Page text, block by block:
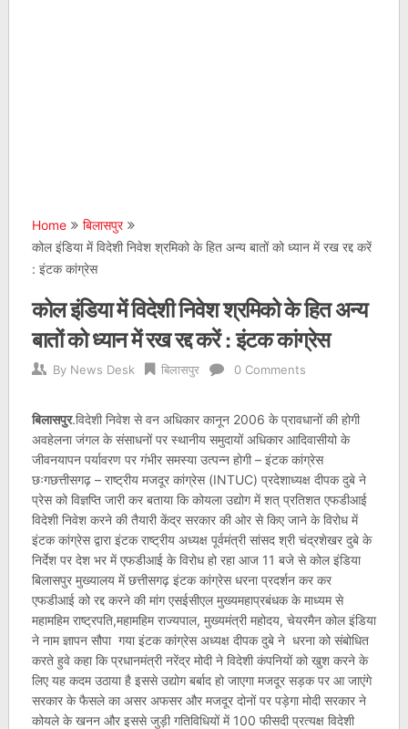
Home
बिलासपुर
कोल इंडिया में विदेशी निवेश श्रमिको के हित अन्य बातों को ध्यान में रख रद्द करें
: इंटक कांग्रेस
कोल इंडिया में विदेशी निवेश श्रमिको के हित अन्य
बातों को ध्यान में रख रद्द करें : इंटक कांग्रेस
By News Desk बिलासपुर 0 Comments
बिलासपुर.विदेशी निवेश से वन अधिकार कानून 2006 के प्रावधानों की होगी
अवहेलना जंगल के संसाधनों पर स्थानीय समुदायों अधिकार आदिवासीयो के
जीवनयापन पर्यावरण पर गंभीर समस्या उत्पन्न होगी – इंटक कांग्रेस
छःगछत्तीसगढ़ – राष्ट्रीय मजदूर कांग्रेस (INTUC) प्रदेशाध्यक्ष दीपक दुबे ने
प्रेस को विज्ञप्ति जारी कर बताया कि कोयला उद्योग में शत् प्रतिशत एफडीआई
विदेशी निवेश करने की तैयारी केंद्र सरकार की ओर से किए जाने के विरोध में
इंटक कांग्रेस द्वारा इंटक राष्ट्रीय अध्यक्ष पूर्वमंत्री सांसद श्री चंद्रशेखर दुबे के
निर्देश पर देश भर में एफडीआई के विरोध हो रहा आज 11 बजे से कोल इंडिया
बिलासपुर मुख्यालय में छत्तीसगढ़ इंटक कांग्रेस धरना प्रदर्शन कर कर
एफडीआई को रद्द करने की मांग एसईसीएल मुख्यमहाप्रबंधक के माध्यम से
महामहिम राष्ट्रपति,महामहिम राज्यपाल, मुख्यमंत्री महोदय, चेयरमैन कोल इंडिया
ने नाम ज्ञापन सौपा गया इंटक कांग्रेस अध्यक्ष दीपक दुबे ने धरना को संबोधित
करते हुवे कहा कि प्रधानमंत्री नरेंद्र मोदी ने विदेशी कंपनियों को खुश करने के
लिए यह कदम उठाया है इससे उद्योग बर्बाद हो जाएगा मजदूर सड़क पर आ जाएंगे
सरकार के फैसले का असर अफसर और मजदूर दोनों पर पड़ेगा मोदी सरकार ने
कोयले के खनन और इससे जुड़ी गतिविधियों में 100 फीसदी प्रत्यक्ष विदेशी